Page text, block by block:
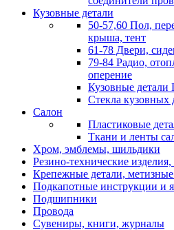
Кузовные детали
50-57,60 Пол,
крыша, тент
61-78 Двери,
79-84 Радио,
оперение
Кузовные детали
Стекла кузовных
Салон
Пластиковые
Ткани и ленты
Хром, эмблемы, шильдики
Резино-технические
Крепежные детали, метизные
Подкапотные инструкции и
Подшипники
Провода
Сувениры, книги, журналы